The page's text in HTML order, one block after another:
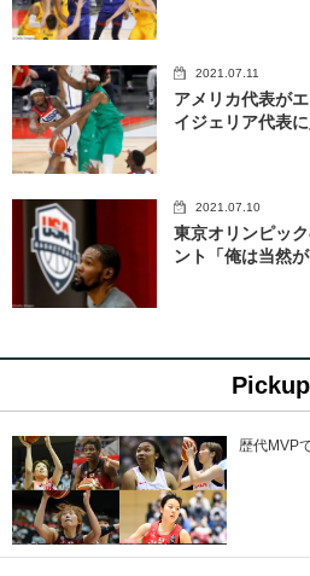
2021.07.11
アメリカ代表が
イジェリア代表
2021.07.10
東京オリンピッ
ント「俺は当然
Pickup
歴代MVP